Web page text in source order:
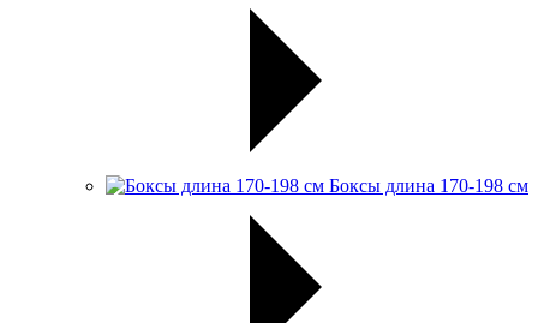
Боксы длина 170-198 см